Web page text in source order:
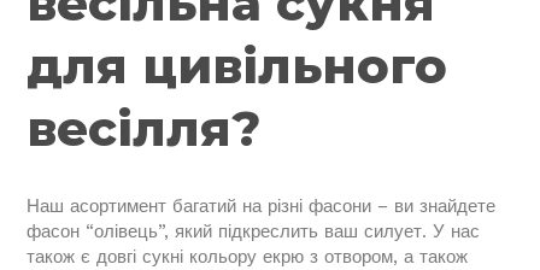
для цивільного
весілля?
Наш асортимент багатий на різні фасони – ви знайдете
фасон “олівець”, який підкреслить ваш силует. У нас
також є довгі сукні кольору екрю з отвором, а також